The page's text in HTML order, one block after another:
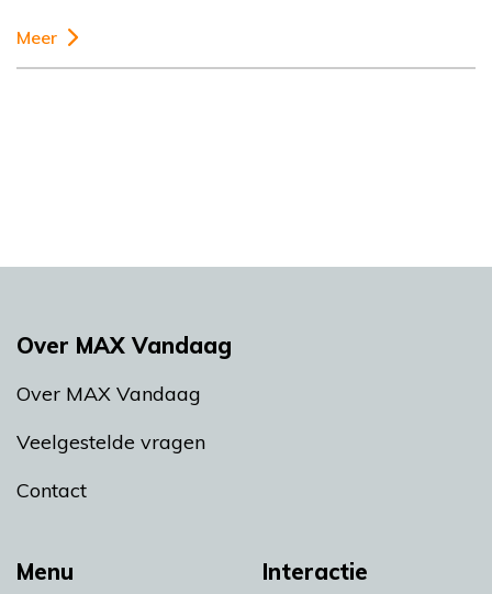
Meer
Menu Interactie
Over MAX Vandaag
Over MAX Vandaag
Veelgestelde vragen
Contact